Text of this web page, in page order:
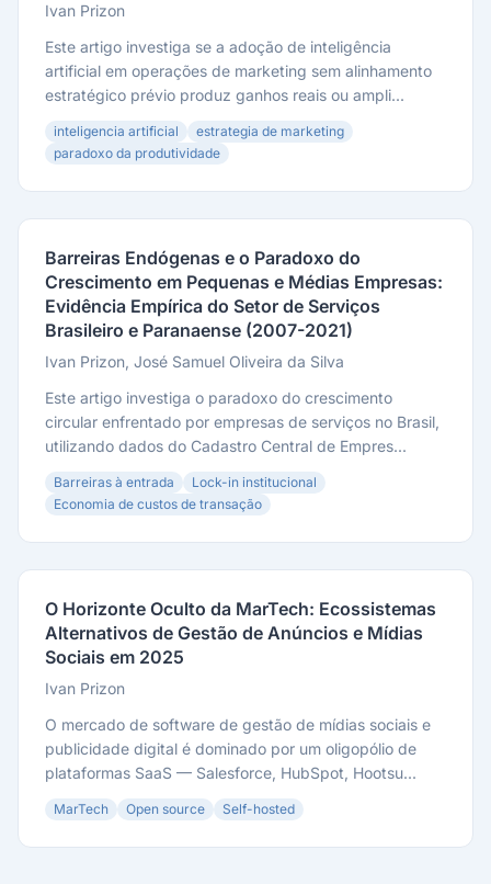
Ivan Prizon
Este artigo investiga se a adoção de inteligência
artificial em operações de marketing sem alinhamento
estratégico prévio produz ganhos reais ou ampli...
inteligencia artificial
estrategia de marketing
paradoxo da produtividade
Barreiras Endógenas e o Paradoxo do
Crescimento em Pequenas e Médias Empresas:
Evidência Empírica do Setor de Serviços
Brasileiro e Paranaense (2007-2021)
Ivan Prizon, José Samuel Oliveira da Silva
Este artigo investiga o paradoxo do crescimento
circular enfrentado por empresas de serviços no Brasil,
utilizando dados do Cadastro Central de Empres...
Barreiras à entrada
Lock-in institucional
Economia de custos de transação
O Horizonte Oculto da MarTech: Ecossistemas
Alternativos de Gestão de Anúncios e Mídias
Sociais em 2025
Ivan Prizon
O mercado de software de gestão de mídias sociais e
publicidade digital é dominado por um oligopólio de
plataformas SaaS — Salesforce, HubSpot, Hootsu...
MarTech Open source Self-hosted